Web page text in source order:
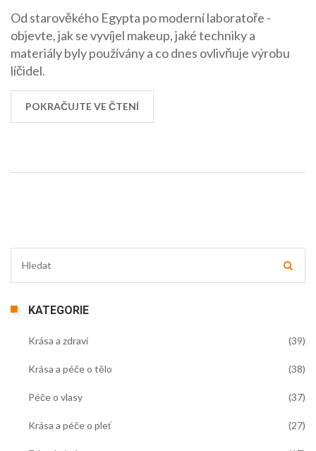
Od starověkého Egypta po moderní laboratoře -
objevte, jak se vyvíjel makeup, jaké techniky a
materiály byly používány a co dnes ovlivňuje výrobu
líčidel.
POKRAČUJTE VE ČTENÍ
KATEGORIE
Krása a zdraví (39)
Krása a péče o tělo (38)
Péče o vlasy (37)
Krása a péče o pleť (27)